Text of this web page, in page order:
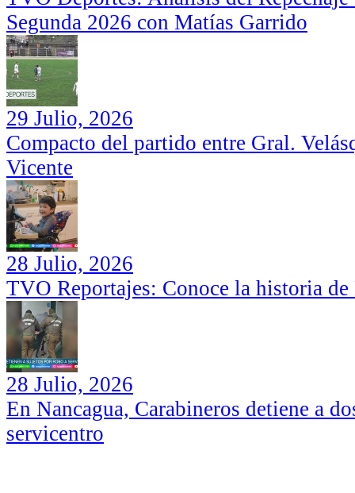
Segunda 2026 con Matías Garrido
29 Julio, 2026
Compacto del partido entre Gral.
Vicente
28 Julio, 2026
TVO Reportajes: Conoce la historia
28 Julio, 2026
En Nancagua, Carabineros detiene a
servicentro